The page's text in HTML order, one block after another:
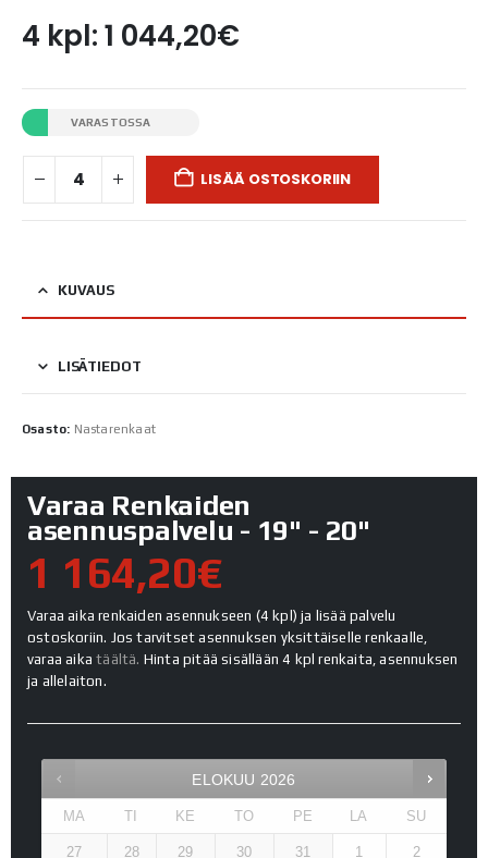
4 kpl: 1 044,20€
VARASTOSSA
LISÄÄ OSTOSKORIIN
KUVAUS
LISÄTIEDOT
Osasto: Nastarenkaat
Varaa Renkaiden
asennuspalvelu - 19" - 20"
1 164,20€
Varaa aika renkaiden asennukseen (4 kpl) ja lisää palvelu
ostoskoriin. Jos tarvitset asennuksen yksittäiselle renkaalle,
varaa aikatäältä. Hinta pitää sisällään 4 kpl renkaita, asennuksen
ja allelaiton.
ELOKUU 2026
MA TI KE TO PE LA SU
27 28 29 30 31 1 2